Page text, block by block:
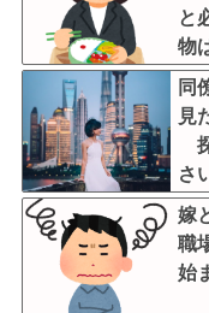
と
物
他
じ
同
見
さ
が
嫁
職
始